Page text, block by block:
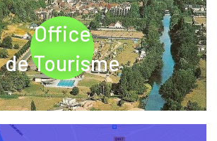
Office
de Tourisme
– nouvelle